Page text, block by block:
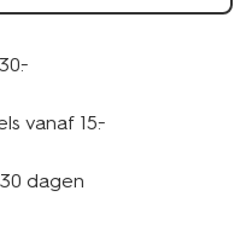
vanaf 15.-
dagen